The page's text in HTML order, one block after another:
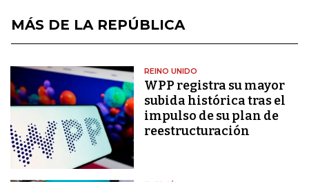
MÁS DE LA REPÚBLICA
REINO UNIDO
WPP registra su mayor
subida histórica tras el
impulso de su plan de
reestructuración